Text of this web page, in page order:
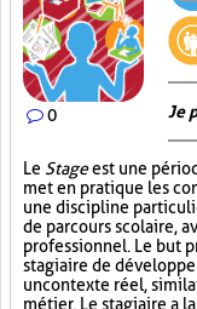
0 Je
Le Stageest une
met en pratique les
une discipline
de parcours scolaire,
professionnel. Le but
stagiaire de
un contexte réel,
métier. Le stagiaire a